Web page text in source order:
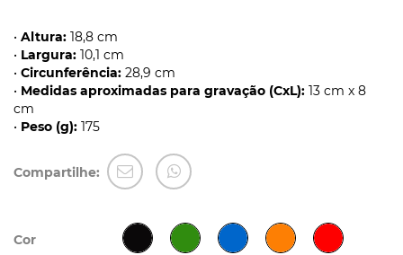
• Altura: 18,8 cm
• Largura: 10,1 cm
• Circunferência: 28,9 cm
• Medidas aproximadas para gravação (CxL): 13 cm x 8
cm
• Peso (g): 175
Compartilhe:
Cor